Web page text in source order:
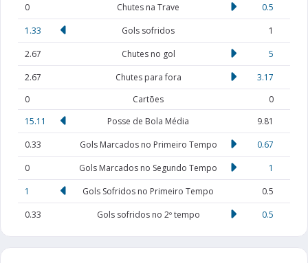
0
Chutes na Trave
0.5
1.33
Gols sofridos
1
2.67
Chutes no gol
5
2.67
Chutes para fora
3.17
0
Cartões
0
15.11
Posse de Bola Média
9.81
0.33
Gols Marcados no Primeiro Tempo
0.67
0
Gols Marcados no Segundo Tempo
1
1
Gols Sofridos no Primeiro Tempo
0.5
0.33
Gols sofridos no 2º tempo 0.5